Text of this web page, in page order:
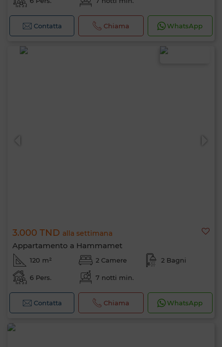
Contatta Chiama WhatsApp
3.000 TND alla settimana
Appartamento a Hammamet
120 m² 2 Camere 2 Bagni
6 Pers. 7 notti min.
Contatta Chiama WhatsApp